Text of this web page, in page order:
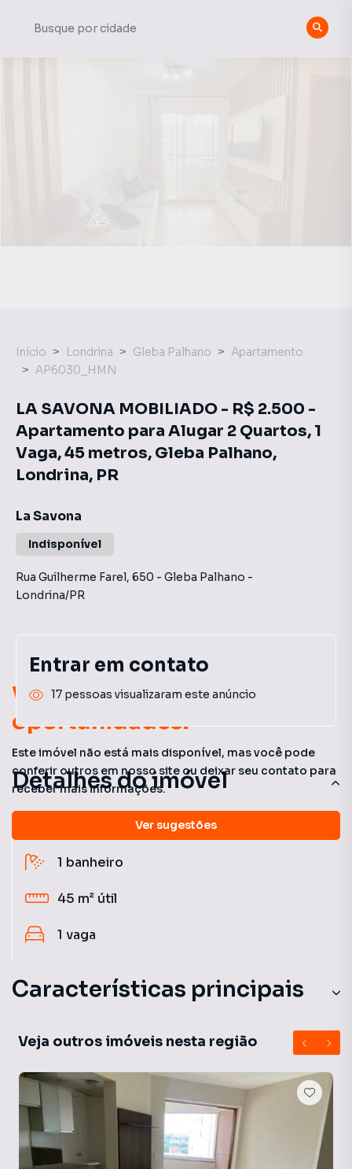
Você pode encontrar novas
oportunidades!
Este imóvel não está mais disponível, mas você pode
conferir outros em nosso site ou deixar seu contato para
receber mais informações.
Ver sugestões
Detalhes do imóvel
1 banheiro
45 m² útil
1 vaga
Características principais
Churrasqueira
Salão gourmet
Veja outros imóveis nesta região
Início Londrina Gleba Palhano
Apartamento
AP6030_HMN
LA SAVONA MOBILIADO - R$ 2.500 -
Apartamento para Alugar 2 Quartos, 1
Vaga, 45 metros, Gleba Palhano,
Londrina, PR
La Savona
Indisponível
Rua Guilherme Farel, 650 - Gleba Palhano -
Londrina/PR
Entrar em contato
17 pessoas visualizaram este anúncio